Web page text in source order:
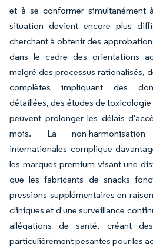
et à se conformer simultanément
situation devient encore plus
cherchant à obtenir des
dans le cadre des orientations
malgré des processus rationalisés,
complètes impliquant des
détaillées, des études de
peuvent prolonger les délais
mois. La non-
internationales complique
les marques premium visant une
que les fabricants de snacks
pressions supplémentaires en
cliniques et d'une surveillance
allégations de santé, créant
particulièrement pesantes pour les